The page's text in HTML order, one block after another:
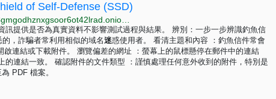
of Self-Defense (SSD)
訊提供是否為真實資料不影響測試過程與結果。 辨別：一步一步辨識釣魚信
，詐騙者常利用相似的域名迷惑使用者。 看清主題和內容 ：釣魚信件常會
連結或下載附件。 瀏覽偏差的網址 ：螢幕上的鼠標懸停在郵件中的連結
連結一致。 確認附件的文件類型 ：謹慎處理任何意外收到的附件，特別是
PDF 檔案。